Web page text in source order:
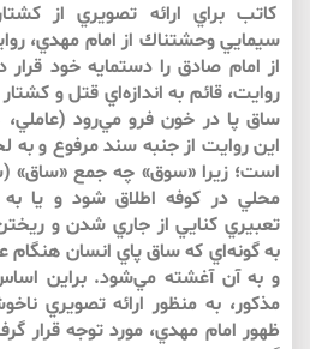
كاتب براي ارائه تصويري از
سيمايي وحشتناك از امام مهدي،
از امام صادق را دستمايه خود
روايت، قائم به اندازه‌اي قتل و كشتار
اين روايت از جنبه سند مرفوع و به
است؛ زيرا «سوق» چه جمع «ساق»
محلي در كوفه اطلاق شود و يا به
تعبيري كنايي از جاري شدن و
به گونه‌اي كه ساق پاي انسان هنگام
و به آن آغشته مي‌شود. براين
مذكور، به منظور ارائه تصويري
ظهور امام مهدي، مورد توجه قرار